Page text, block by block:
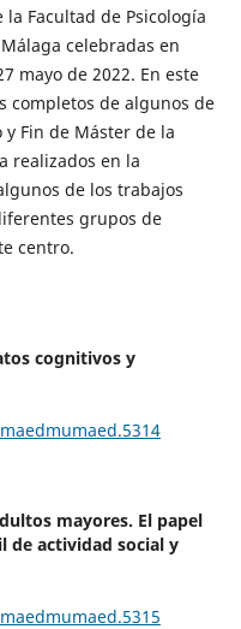
la Facultad de Psicología
celebradas en
mayo de 2022. En este
completos de algunos de
y Fin de Máster de la
realizados en la
de los trabajos
grupos de
centro.
cognitivos y
mayores. El papel
de actividad social y